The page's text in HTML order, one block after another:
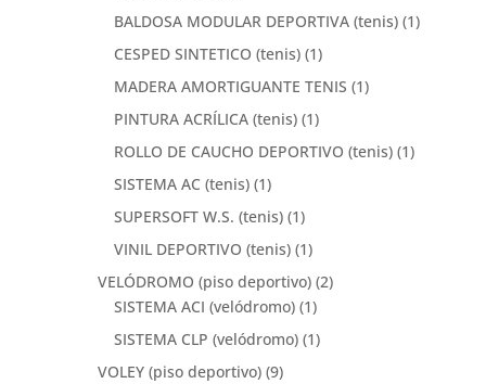
BALDOSA MODULAR DEPORTIVA (tenis) (1)
CESPED SINTETICO (tenis) (1)
MADERA AMORTIGUANTE TENIS (1)
PINTURA ACRÍLICA (tenis) (1)
ROLLO DE CAUCHO DEPORTIVO (tenis) (1)
SISTEMA AC (tenis) (1)
SUPERSOFT W.S. (tenis) (1)
VINIL DEPORTIVO (tenis) (1)
VELÓDROMO (piso deportivo) (2)
SISTEMA ACI (velódromo) (1)
SISTEMA CLP (velódromo) (1)
VOLEY (piso deportivo) (9)